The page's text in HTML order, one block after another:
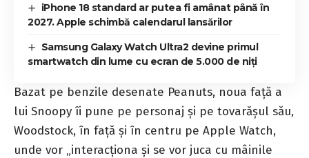
iPhone 18 standard ar putea fi amânat până în
2027. Apple schimbă calendarul lansărilor
Samsung Galaxy Watch Ultra2 devine primul
smartwatch din lume cu ecran de 5.000 de niți
Bazat pe benzile desenate Peanuts, noua față a
lui Snoopy îi pune pe personaj și pe tovarășul său,
Woodstock, în față și în centru pe Apple Watch,
unde vor „interacționa și se vor juca cu mâinile